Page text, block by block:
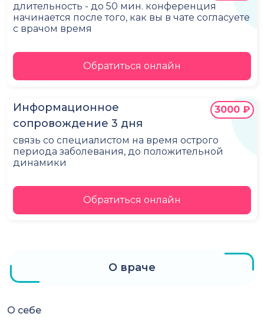
длительность - до 50 мин. конференция
начинается после того, как вы в чате согласуете
с врачом время
Обратиться онлайн
Информационное
сопровождение 3 дня
связь со специалистом на время острого
периода заболевания, до положительной
динамики
3000 ₽
Обратиться онлайн
О враче
О себе